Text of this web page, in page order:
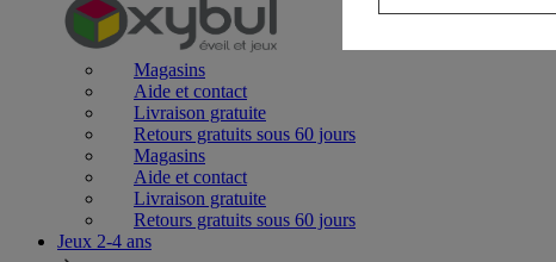
Magasins
Aide et contact
Livraison gratuite
Retours gratuits sous 60 jours
Magasins
Aide et contact
Livraison gratuite
Retours gratuits sous 60 jours
Jeux 2-4 ans